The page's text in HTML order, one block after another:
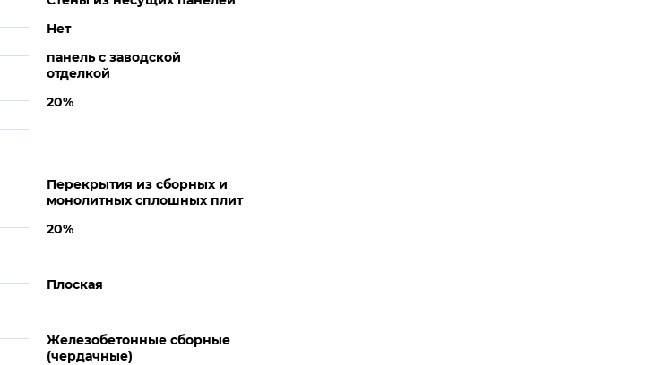
Нет
панель с заводской
отделкой
20%
Перекрытия из сборных и
монолитных сплошных плит
20%
Плоская
Железобетонные сборные
(чердачные)